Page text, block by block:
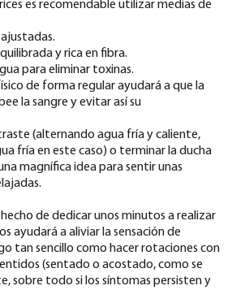
es recomendable utilizar medias de
y rica en fibra.
para eliminar toxinas.
de forma regular ayudará a que la
la sangre y evitar así su
(alternando agua fría y caliente,
fría en este caso) o terminar la ducha
magnífica idea para sentir unas
hecho de dedicar unos minutos a realizar
ayudará a aliviar la sensación de
tan sencillo como hacer rotaciones con
(sentado o acostado, como se
sobre todo si los síntomas persisten y